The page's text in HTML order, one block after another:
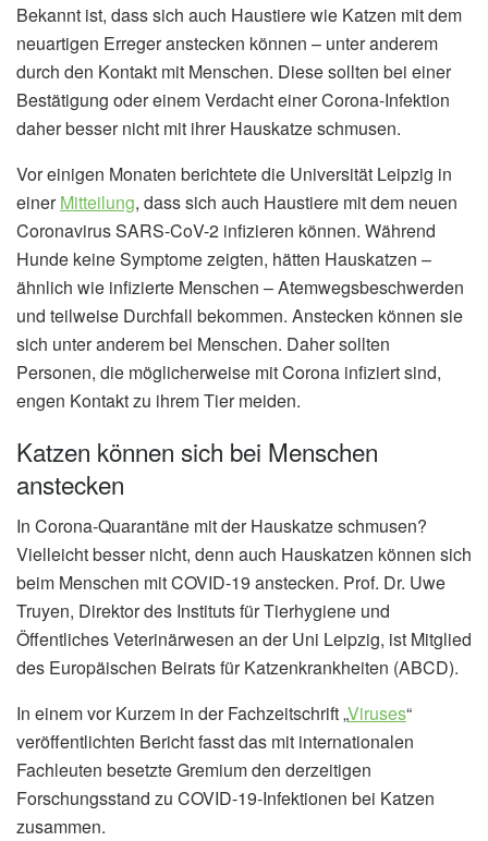
Bekannt ist, dass sich auch Haustiere wie Katzen mit dem
neuartigen Erreger anstecken können – unter anderem
durch den Kontakt mit Menschen. Diese sollten bei einer
Bestätigung oder einem Verdacht einer Corona-Infektion
daher besser nicht mit ihrer Hauskatze schmusen.
Vor einigen Monaten berichtete die Universität Leipzig in
einerMitteilung, dass sich auch Haustiere mit dem neuen
Coronavirus SARS-CoV-2 infizieren können. Während
Hunde keine Symptome zeigten, hätten Hauskatzen –
ähnlich wie infizierte Menschen – Atemwegsbeschwerden
und teilweise Durchfall bekommen. Anstecken können sie
sich unter anderem bei Menschen. Daher sollten
Personen, die möglicherweise mit Corona infiziert sind,
engen Kontakt zu ihrem Tier meiden.
Katzen können sich bei Menschen
anstecken
In Corona-Quarantäne mit der Hauskatze schmusen?
Vielleicht besser nicht, denn auch Hauskatzen können sich
beim Menschen mit COVID-19 anstecken. Prof. Dr. Uwe
Truyen, Direktor des Instituts für Tierhygiene und
Öffentliches Veterinärwesen an der Uni Leipzig, ist Mitglied
des Europäischen Beirats für Katzenkrankheiten (ABCD).
In einem vor Kurzem in der Fachzeitschrift „Viruses“
veröffentlichten Bericht fasst das mit internationalen
Fachleuten besetzte Gremium den derzeitigen
Forschungsstand zu COVID-19-Infektionen bei Katzen
zusammen.